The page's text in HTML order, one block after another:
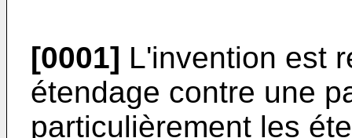
[0001] L'invention est
étendage contre une
particulièrement les